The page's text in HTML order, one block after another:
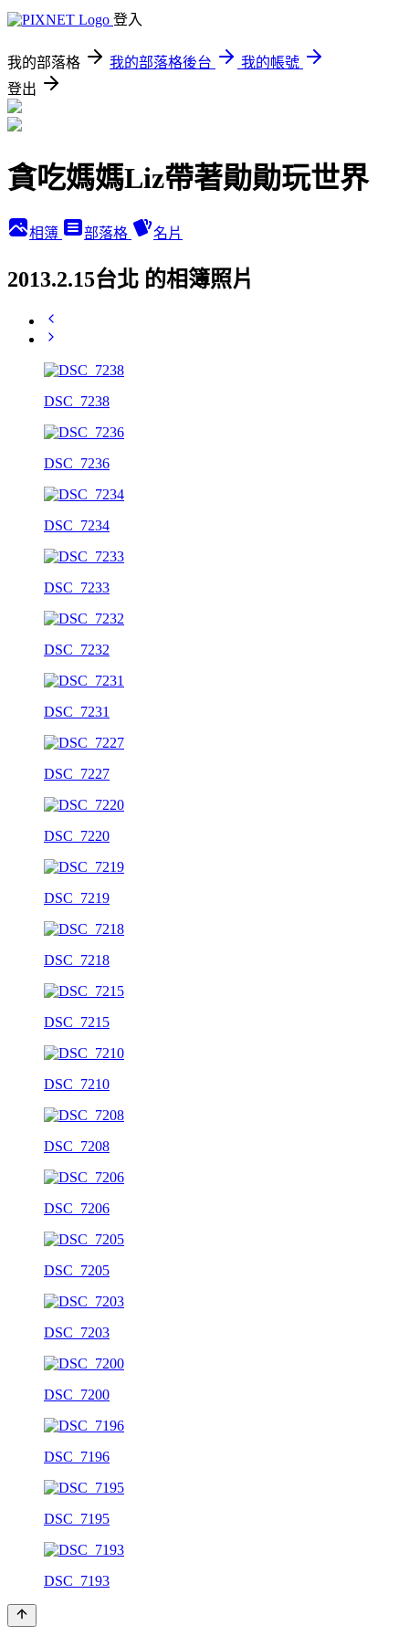
登入
我的部落格 我的部落格後台
我的帳號
登出
貪吃媽媽Liz帶著勛勛玩世界
相簿 部落格 名片
2013.2.15台北 的相簿照片
DSC_7238
DSC_7236
DSC_7234
DSC_7233
DSC_7232
DSC_7231
DSC_7227
DSC_7220
DSC_7219
DSC_7218
DSC_7215
DSC_7210
DSC_7208
DSC_7206
DSC_7205
DSC_7203
DSC_7200
DSC_7196
DSC_7195
DSC_7193